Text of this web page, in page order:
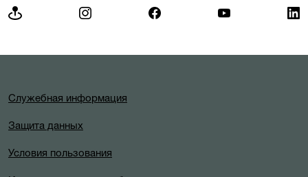
Служебная информация
Защита данных
Условия пользования